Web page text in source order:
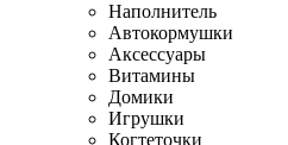
Наполнитель
Автокормушки
Аксессуары
Витамины
Домики
Игрушки
Когтеточки